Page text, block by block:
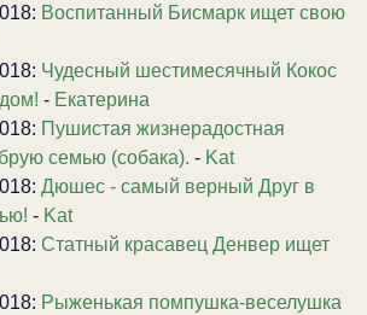
Воспитанный Бисмарк ищет свою
Чудесный шестимесячный Кокос
- Екатерина
Пушистая жизнерадостная
семью (собака). - Kat
Дюшес - самый верный Друг в
- Kat
Статный красавец Денвер ищет
Рыженькая помпушка-веселушка